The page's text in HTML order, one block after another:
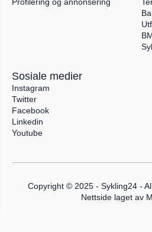
Sosiale medier
Instagram
Twitter
Facebook
Linkedin
Youtube
Copyright © 2025 - Sykling24 -
Nettside laget av